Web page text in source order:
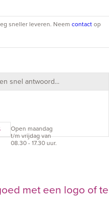
sneller leveren. Neem contact op
snel antwoord...
Open maandag
t/m vrijdag van
08.30 - 17.30 uur.
met een logo of